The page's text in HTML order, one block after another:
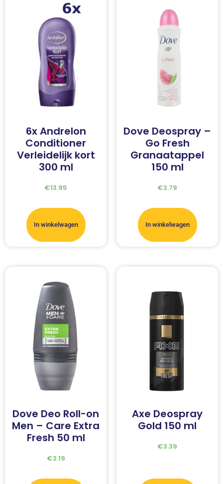
6x Andrelon
Conditioner
Verleidelijk kort
300 ml
€13.95
In winkelwagen
Dove Deospray –
Go Fresh
Granaatappel
150 ml
€2.79
In winkelwagen
Dove Deo Roll-on
Men – Care Extra
Fresh 50 ml
€2.19
Axe Deospray
Gold 150 ml
€3.39